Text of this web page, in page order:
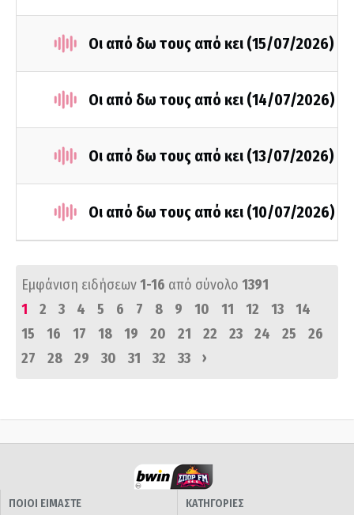
Οι από δω τους από κει (15/07/2026)
Οι από δω τους από κει (14/07/2026)
Οι από δω τους από κει (13/07/2026)
Οι από δω τους από κει (10/07/2026)
Εμφάνιση ειδήσεων1-16 από σύνολο 1391
1
2 3 4 5 6 7 8 9 10 11 12 13
14
15
16 17 18 19 20 21 22 23 24 25
26
27
28 29 30 31 32 33 ›
ΠΟΙΟΙ ΕΙΜΑΣΤΕ
ΚΑΤΗΓΟΡΙΕΣ